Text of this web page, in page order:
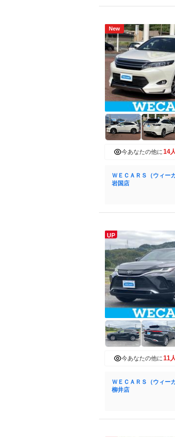
New
今あなたの他に14
ＷＥＣＡＲＳ（ウィー
岩国店
UP
今あなたの他に11
ＷＥＣＡＲＳ（ウィー
柳井店